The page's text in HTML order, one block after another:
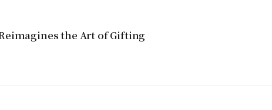
the Art of Gifting